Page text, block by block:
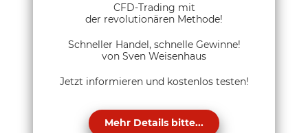
CFD-Trading mit
der revolutionären Methode!
Schneller Handel, schnelle Gewinne!
von Sven Weisenhaus
Jetzt informieren und kostenlos testen!
Mehr Details bitte...